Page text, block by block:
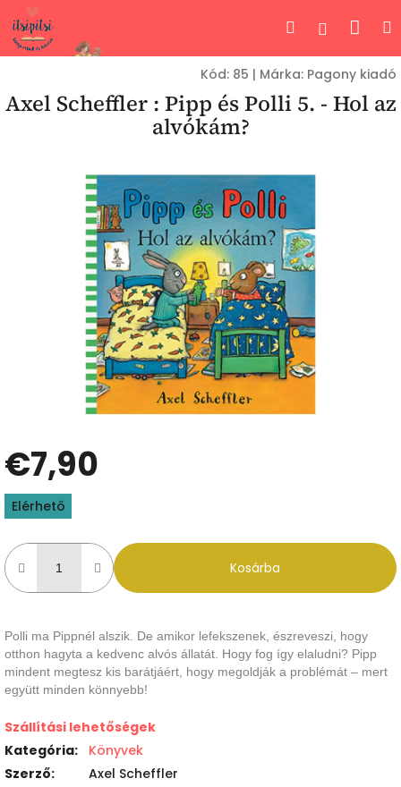
Ugrás
fő
tartalomhoz
Keresés
Kód: 85 | Márka: Pagony kiadó
Axel Scheffler : Pipp és Polli 5. - Hol az
alvókám?
€7,90
Egységár:
Elérhető
Kosárba
Polli ma Pippnél alszik. De amikor lefekszenek, észreveszi, hogy
otthon hagyta a kedvenc alvós állatát. Hogy fog így elaludni? Pipp
mindent megtesz kis barátjáért, hogy megoldják a problémát – mert
együtt minden könnyebb!
Szállítási lehetőségek
Kategória:
Könyvek
Szerző:
Axel Scheffler